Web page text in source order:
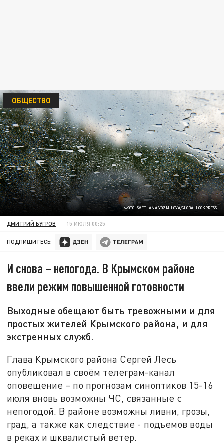
ФОТО: SVETLANA VOZMILOVA/GLOBALLOOKPRESS
ОБЩЕСТВО
ДМИТРИЙ БУГРОВ 15 ИЮЛЯ 00:25
ПОДПИШИТЕСЬ:
И снова – непогода. В Крымском районе
ввели режим повышенной готовности
Выходные обещают быть тревожными и для
простых жителей Крымского района, и для
экстренных служб.
Глава Крымского района Сергей Лесь
опубликовал в своём телеграм-канал
оповещение – по прогнозам синоптиков 15-16
июля вновь возможны ЧС, связанные с
непогодой. В районе возможны ливни, грозы,
град, а также как следствие - подъемов воды
в реках и шквалистый ветер.